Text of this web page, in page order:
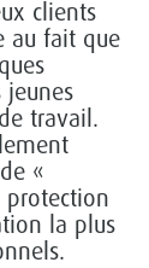
clients
au fait que
travail.
«
la plus